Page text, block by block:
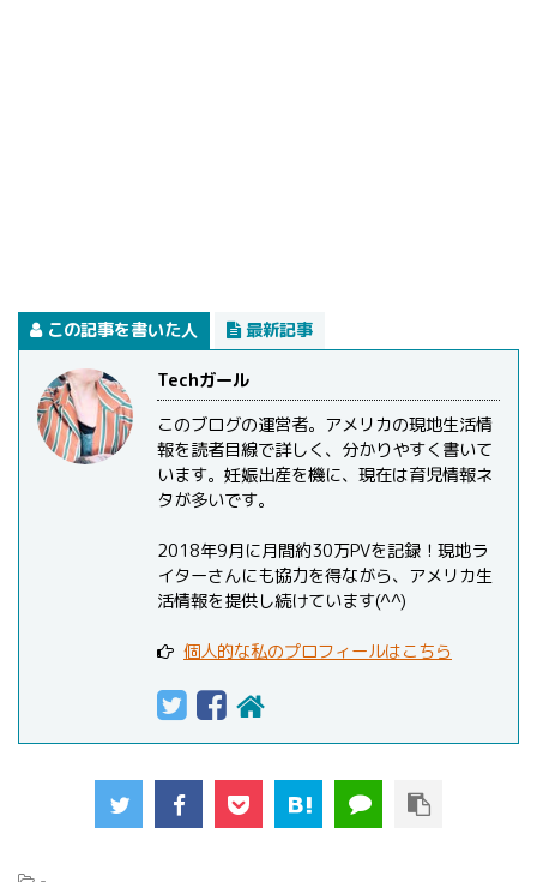
この記事を書いた人 最新記事
Techガール
このブログの運営者。アメリカの現地生活情
報を読者目線で詳しく、分かりやすく書いて
います。妊娠出産を機に、現在は育児情報ネ
タが多いです。
2018年9月に月間約30万PVを記録！現地ラ
イターさんにも協力を得ながら、アメリカ生
活情報を提供し続けています(^^)
個人的な私のプロフィールはこちら